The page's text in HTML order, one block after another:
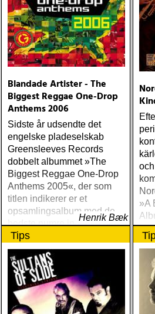
Blandade Artister - The
Biggest Reggae One-Drop
Anthems 2006
Sidste år udsendte det
engelske pladeselskab
Greensleeves Records
dobbelt albummet »The
Biggest Reggae One-Drop
Anthems 2005«, der som
titlen indikerer er et
opsamlingsalbum med de
bedste numre indenfor den
populære reggaestil kaldet
one-drop
Henrik Bæk
»A
Tips